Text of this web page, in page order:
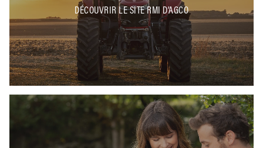
DÉCOUVRIR LE SITE RMI D’AGCO